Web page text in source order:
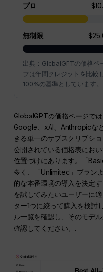
プロ
無制限
出典：GlobalGPTの価格ペ
フは年間クレジットを比較
100%の基準としています。.
GlobalGPTの価格ページで
Google、xAI、Anthropicな
きる単一のサブスクリプシ
公開されている価格表にお
位置づけにあります。「
多く、「Unlimited」プラン
的な本番環境の導入を決定
を試してみたいユーザーに
ター1つに絞って購入を検討
ル一覧を確認し、そのモデ
確認してください。.